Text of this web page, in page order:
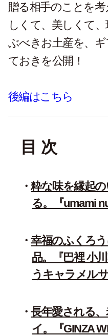
贈る相手のことを
しくて、美しくて
ぶべきお土産を、
ておきを公開！
後編はこちら
目 次
粋な味を縁起
る。『umami
幸福のふくろ
品。『巴裡 小
うキャラメル
長年愛される
イ。『GINZA